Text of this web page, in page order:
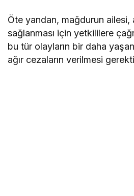
Öte yandan, mağdurun
sağlanması için yetkililere
bu tür olayların bir daha
ağır cezaların verilmesi